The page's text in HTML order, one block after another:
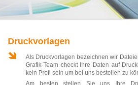
Druckvorlagen
Als Druckvorlagen bezeichnen wir
Grafik-Team checkt Ihre Daten auf
kein Profi sein um bei uns bestellen zu
Am besten stellen Sie uns Ihre